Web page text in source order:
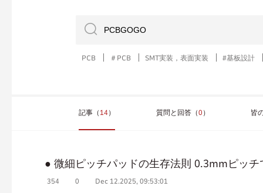
PCB ＃PCB SMT実装，表面実装 #基板設計
記事（14） 質問と回答（0） 皆
● 微細ピッチパッドの生存法則 0.3mmピッ
354 0 Dec 12.2025, 09:53:01